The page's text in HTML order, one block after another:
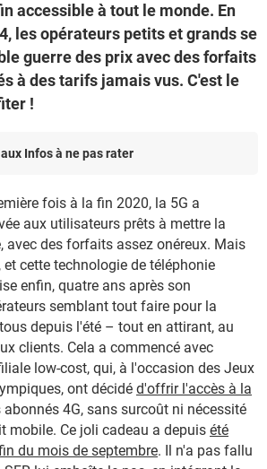
accessible à tout le monde. En
les opérateurs petits et grands se
guerre des prix avec des forfaits
à des tarifs jamais vus. C'est le
!
Infos à ne pas rater
fois à la fin 2020, la 5G a
aux utilisateurs prêts à mettre la
avec des forfaits assez onéreux. Mais
cette technologie de téléphonie
enfin, quatre ans après son
semblant tout faire pour la
depuis l'été – tout en attirant, au
clients. Cela a commencé avec
low-cost, qui, à l'occasion des Jeux
ont décidé d'offrir l'accès à la
abonnés 4G, sans surcoût ni nécessité
mobile. Ce joli cadeau a depuis été
du mois de septembre. Il n'a pas fallu